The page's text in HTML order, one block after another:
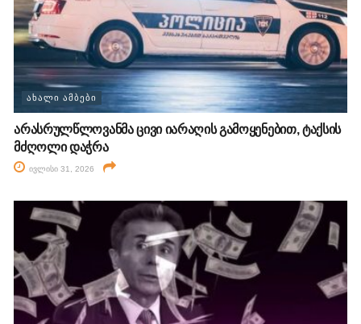
ᲐᲮᲐᲚᲘ ᲐᲛᲑᲔᲑᲘ
არასრულწლოვანმა ცივი იარაღის გამოყენებით, ტაქსის
მძღოლი დაჭრა
ივლისი 31, 2026